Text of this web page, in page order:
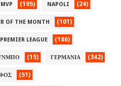
MVP (195) NAPOLI (24)
OF THE MONTH (101)
PREMIER LEAGUE (186)
(15) ΓΕΡΜΑΝΙΑ (342)
(51)